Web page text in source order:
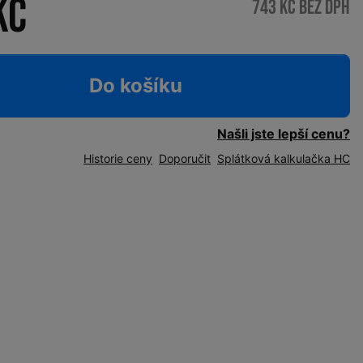
743 Kč bez DPH
Do košíku
Našli jste lepší cenu?
Historie ceny Doporučit Splátková kalkulačka HC